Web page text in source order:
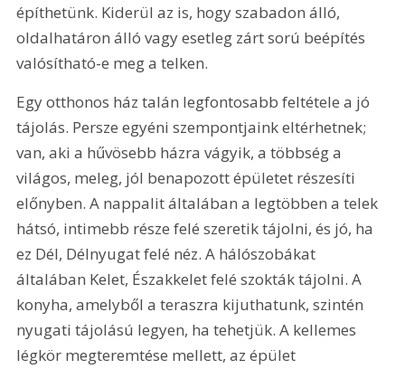
építhetünk. Kiderül az is, hogy szabadon álló,
oldalhatáron álló vagy esetleg zárt sorú beépítés
valósítható-e meg a telken.
Egy otthonos ház talán legfontosabb feltétele a jó
tájolás. Persze egyéni szempontjaink eltérhetnek;
van, aki a hűvösebb házra vágyik, a többség a
világos, meleg, jól benapozott épületet részesíti
előnyben. A nappalit általában a legtöbben a telek
hátsó, intimebb része felé szeretik tájolni, és jó, ha
ez Dél, Délnyugat felé néz. A hálószobákat
általában Kelet, Északkelet felé szokták tájolni. A
konyha, amelyből a teraszra kijuthatunk, szintén
nyugati tájolású legyen, ha tehetjük. A kellemes
légkör megteremtése mellett, az épület